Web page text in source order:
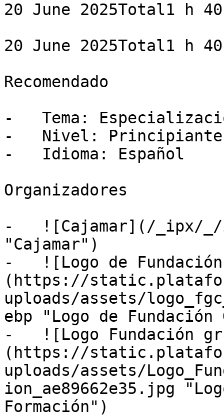
20 June 2025Total1 h
20 June 2025Total1 h
Recomendado
-   Tema:
-   Nivel: Principiante
-   Idioma: Español
Organizadores
-   ![Cajamar](/_ipx/_/
"Cajamar")
-   ![Logo de Fundación
(https://
uploads/assets/
ebp "Logo de Fundación
-   ![Logo Fundación
(https://
uploads/assets/
ion_ae89662e35.jpg
Formación")